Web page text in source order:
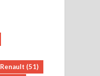
Renault (51)